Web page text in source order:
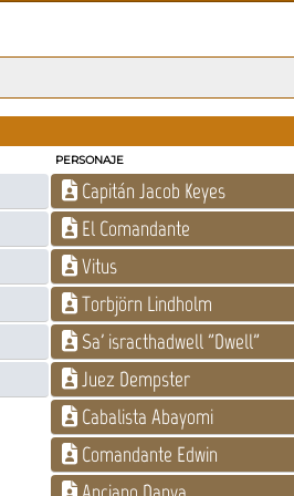
PERSONAJE
Capitán Jacob Keyes
El Comandante
Vitus
Torbjörn Lindholm
Sa' isracthadwell "Dwell"
Juez Dempster
Cabalista Abayomi
Comandante Edwin